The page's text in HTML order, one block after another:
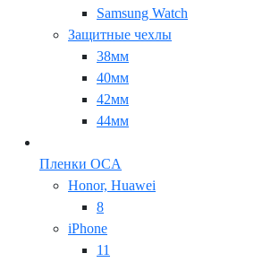
Samsung Watch
Защитные чехлы
38мм
40мм
42мм
44мм
Пленки OCA
Honor, Huawei
8
iPhone
11